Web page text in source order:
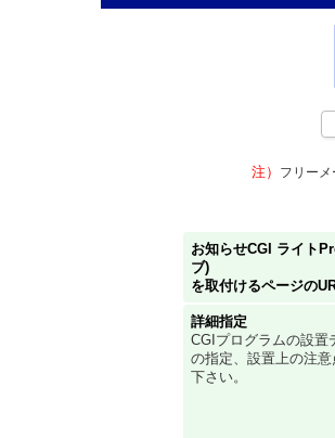
注） フリー
お知らせCGI ライト
ブ)
を取付けるページの
詳細指定
CGIプログラムの設置
の指定、設置上の注
下さい。